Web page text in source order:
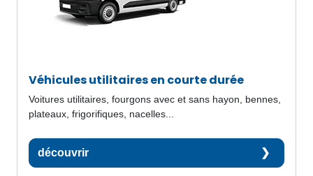
Véhicules utilitaires en courte durée
Voitures utilitaires, fourgons avec et sans hayon, bennes,
plateaux, frigorifiques, nacelles...
découvrir